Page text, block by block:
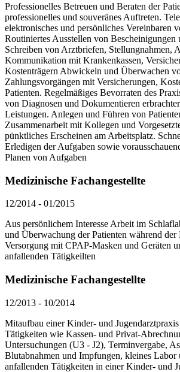
Professionelles Betreuen und Beraten der
professionelles und souveränes Auftreten.
elektronisches und persönliches Vereinbaren
Routiniertes Ausstellen von Bescheinigungen
Schreiben von Arztbriefen, Stellungnahmen,
Kommunikation mit Krankenkassen,
Kostenträgern Abwickeln und Überwachen
Zahlungsvorgängen mit Versicherungen,
Patienten. Regelmäßiges Bevorraten des
von Diagnosen und Dokumentieren
Leistungen. Anlegen und Führen von
Zusammenarbeit mit Kollegen und
pünktliches Erscheinen am Arbeitsplatz.
Erledigen der Aufgaben sowie
Planen von Aufgaben
Medizinische Fachangestellte
12/2014 - 01/2015
Aus persönlichem Interesse Arbeit im
und Überwachung der Patienten während der
Versorgung mit CPAP-Masken und Geräten
anfallenden Tätigkeilten
Medizinische Fachangestellte
12/2013 - 10/2014
Mitaufbau einer Kinder- und
Tätigkeiten wie Kassen- und Privat-
Untersuchungen (U3 - J2), Terminvergabe,
Blutabnahmen und Impfungen, kleines Labor
anfallenden Tätigkeiten in einer Kinder- und